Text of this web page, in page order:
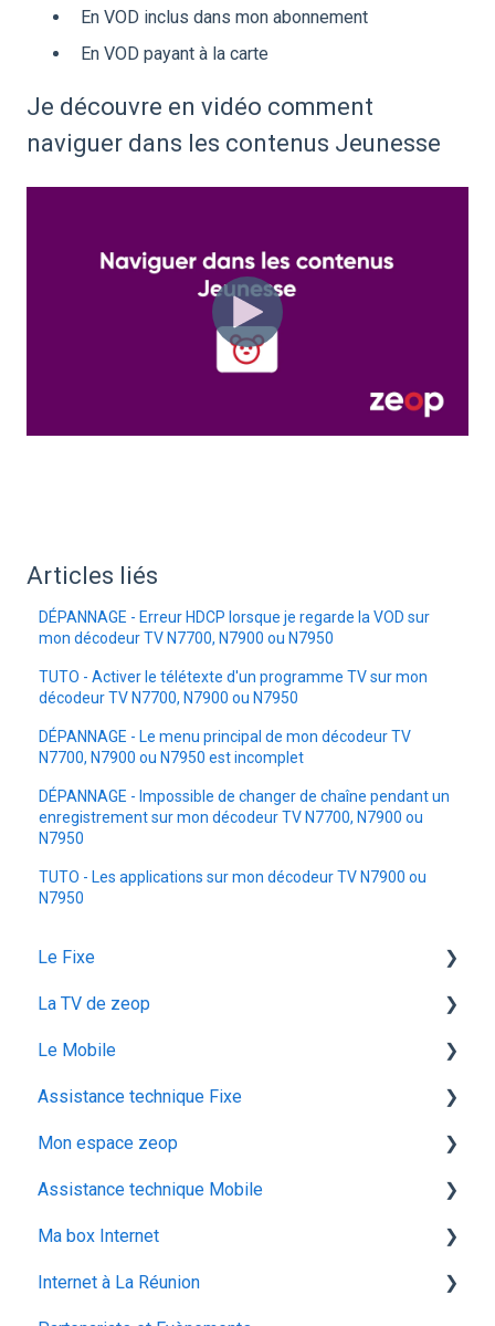
En VOD inclus dans mon abonnement
En VOD payant à la carte
Je découvre en vidéo comment
naviguer dans les contenus Jeunesse
Articles liés
DÉPANNAGE - Erreur HDCP lorsque je regarde la VOD sur
mon décodeur TV N7700, N7900 ou N7950
TUTO - Activer le télétexte d'un programme TV sur mon
décodeur TV N7700, N7900 ou N7950
DÉPANNAGE - Le menu principal de mon décodeur TV
N7700, N7900 ou N7950 est incomplet
DÉPANNAGE - Impossible de changer de chaîne pendant un
enregistrement sur mon décodeur TV N7700, N7900 ou
N7950
TUTO - Les applications sur mon décodeur TV N7900 ou
N7950
Le Fixe
Facturation
Les services
Gestion email
Offres et Options
La TV de zeop
Les bouquets chaines en option
Plateforme streaming - SVOD
Programmes et chaines
Le Mobile
configuration ios
Mon abonnement
configuration android
utiliser la messagerie vocale
configuration activation sim
Assistance technique Fixe
recuperation achat vod est
audiodescription aveugle malvoyant
ocs go
Mon espace zeop
Carte SIM
Déménagement
Mes Cadeaux
Assistance technique Mobile
Les appels
Réseau & internet
Ma box Internet
ZTE F670
Internet à La Réunion